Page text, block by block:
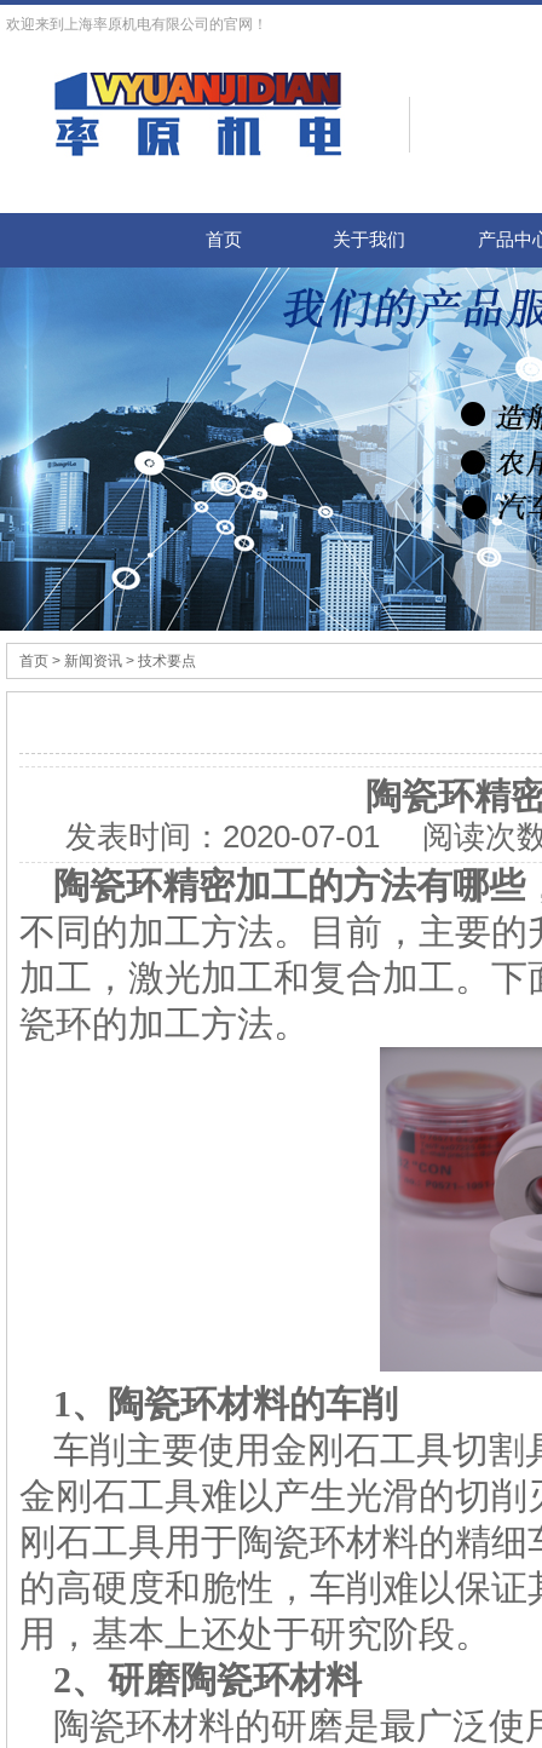
欢迎来到上海率原机电有限公司的官网！
首页 关于我们 产品中
首页 > 新闻资讯 > 技术要点
陶瓷环精
发表时间： 2020-07-01阅读次
陶瓷环精密加工的方法有哪些
不同的加工方法。目前，主要
加工，激光加工和复合加工。下
瓷环的加工方法。
1、 陶瓷环材料的车削
车削主要使用金刚石工具切
金刚石工具难以产生光滑的切
刚石工具用于陶瓷环材料的精
的高硬度和脆性，车削难以保
用，基本上还处于研究阶段。
2、研磨陶瓷环材料
陶瓷环材料的研磨是最广泛使